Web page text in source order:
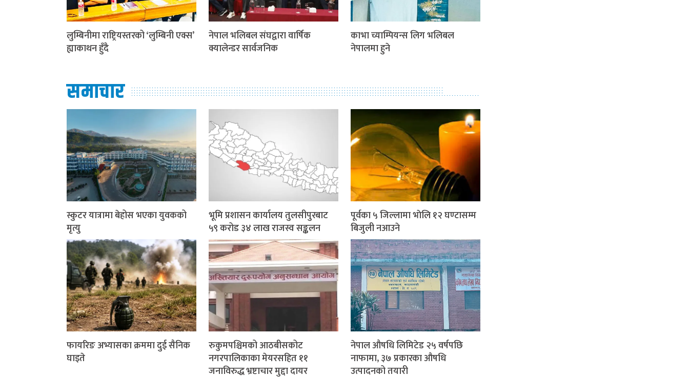
लुम्बिनीमा राष्ट्रियस्तरको ‘लुम्बिनी एक्स’
ह्याकाथन हुँदै
नेपाल भलिबल संघद्वारा वार्षिक
क्यालेन्डर सार्वजनिक
काभा च्याम्पियन्स लिग भलिबल
नेपालमा हुने
समाचार
स्कुटर यात्रामा बेहोस भएका युवकको
मृत्यु
भूमि प्रशासन कार्यालय तुलसीपुरबाट
५९ करोड ३४ लाख राजस्व सङ्कलन
पूर्वका ५ जिल्लामा भाेलि १२ घण्टासम्म
बिजुली नआउने
फायरिङ अभ्यासका क्रममा दुई सैनिक
घाइते
रुकुमपश्चिमको आठबीसकोट
नगरपालिकाका मेयरसहित ११
जनाविरुद्ध भ्रष्टाचार मुद्दा दायर
नेपाल औषधि लिमिटेड २५ वर्षपछि
नाफामा, ३७ प्रकारका औषधि
उत्पादनको तयारी